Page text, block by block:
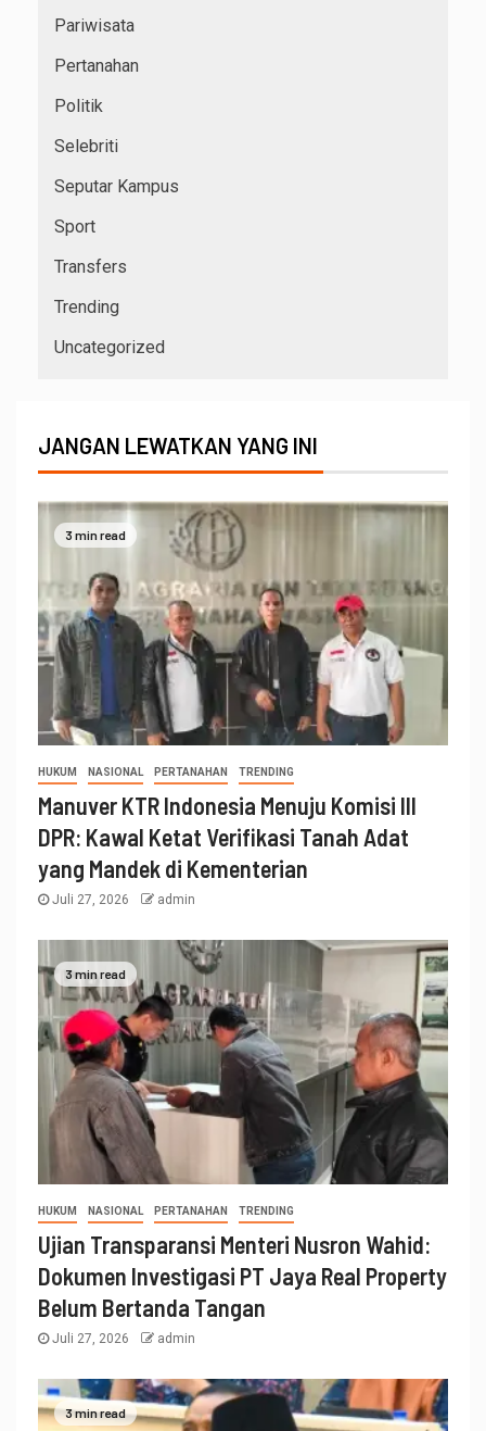
Pariwisata
Pertanahan
Politik
Selebriti
Seputar Kampus
Sport
Transfers
Trending
Uncategorized
JANGAN LEWATKAN YANG INI
3 min read
HUKUM NASIONAL PERTANAHAN TRENDING
Manuver KTR Indonesia Menuju Komisi III
DPR: Kawal Ketat Verifikasi Tanah Adat
yang Mandek di Kementerian
Juli 27, 2026 admin
3 min read
HUKUM NASIONAL PERTANAHAN TRENDING
Ujian Transparansi Menteri Nusron Wahid:
Dokumen Investigasi PT Jaya Real Property
Belum Bertanda Tangan
Juli 27, 2026 admin
3 min read